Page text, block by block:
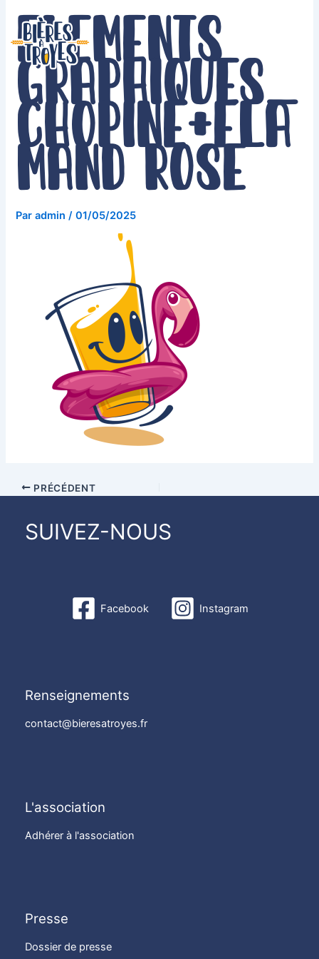
contenu
Elements
graphiques_
Chopine+Fla
mand Rose
Paradmin/01/05/2025
PRÉCÉDENT
SUIVEZ-NOUS
Facebook Instagram
Renseignements
contact@bieresatroyes.fr
L'association
Adhérer à l'association
Presse
Dossier de presse